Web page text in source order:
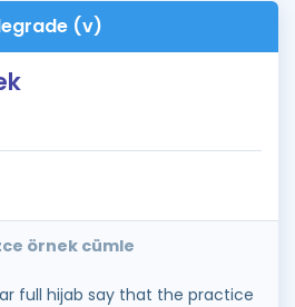
(v)
örnek cümle
full hijab say that the practice